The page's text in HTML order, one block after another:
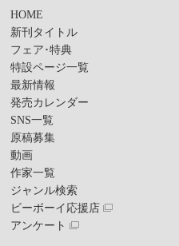
HOME
新刊タイトル
フェア･特典
特設ページ一覧
最新情報
発売カレンダー
SNS一覧
原稿募集
動画
作家一覧
ジャンル検索
ビーボーイ応援店
アンケート